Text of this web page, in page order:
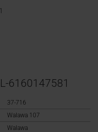
6160147581
37-716
Walawa 107
Walawa